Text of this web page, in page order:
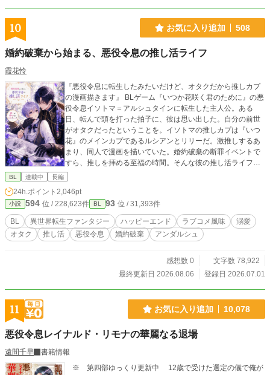
10 お気に入り追加 508
婚約破棄から始まる、悪役令息の推し活ライフ
霞花怜
『悪役令息に転生したみたいだけど、オタクだから推しカプ
の漫画描きます』 BLゲーム『いつか花咲く君のために』の悪
役令息イソトマ＝アルシュタインに転生した主人公。ある
日、転んで頭を打った拍子に、彼は思い出した。自分の前世
がオタクだったということを。イソトマの推しカプは『いつ
花』のメインカプであるルシアンとリリーだ。激推しするあ
まり、同人で漫画を描いていた。婚約破棄の断罪イベントで
すら、推しを拝める至福の時間。そんな彼の推し活ライフ
は、まさに婚約破棄から始まる。推しを愛でるため、イソト
も、オタク仲間のアルエと漫画を描く楽しい日々を満喫中。
推しキャラである護衛騎士のディルクとも、何となく仲良く
なれて、楽しくなってきた。なのに、ゲーム主人公のリリー
の様子が、おかしくて……。どうしてみんな、ゲームと違う
の！ オタク令息が推しを愛でながら漫画を描き、自分の恋
BL 連載中 長編
24h.ポイント 2,046pt
小説 594 位 / 228,623件 BL 93 位 / 31,393件
BL 異世界転生ファンタジー ハッピーエンド ラブコメ風味
溺愛
オタク
推し活 悪役令息 婚約破棄 アンダルシュ
感想数 0
文字数 78,922
最終更新日 2026.08.06
登録日 2026.07.01
11 お気に入り追加 10,078
悪役令息レイナルド・リモナの華麗なる退場
遠間千早
書籍情報
※ 第四部ゆっくり更新中 12歳で受けた選定の儀で俺が